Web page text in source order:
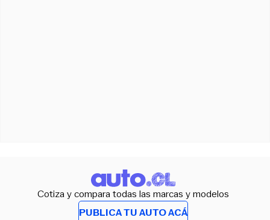
Cotiza y compara todas las marcas y modelos
PUBLICA TU AUTO ACÁ